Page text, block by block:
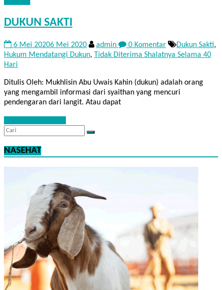
DUKUN SAKTI
6 Mei 20206 Mei 2020 admin 0 Komentar Dukun Sakti,
Hukum Mendatangi Dukun, Tidak Diterima Shalatnya Selama 40
Hari
Ditulis Oleh: Mukhlisin Abu Uwais Kahin (dukun) adalah orang
yang mengambil informasi dari syaithan yang mencuri
pendengaran dari langit. Atau dapat
NASEHAT